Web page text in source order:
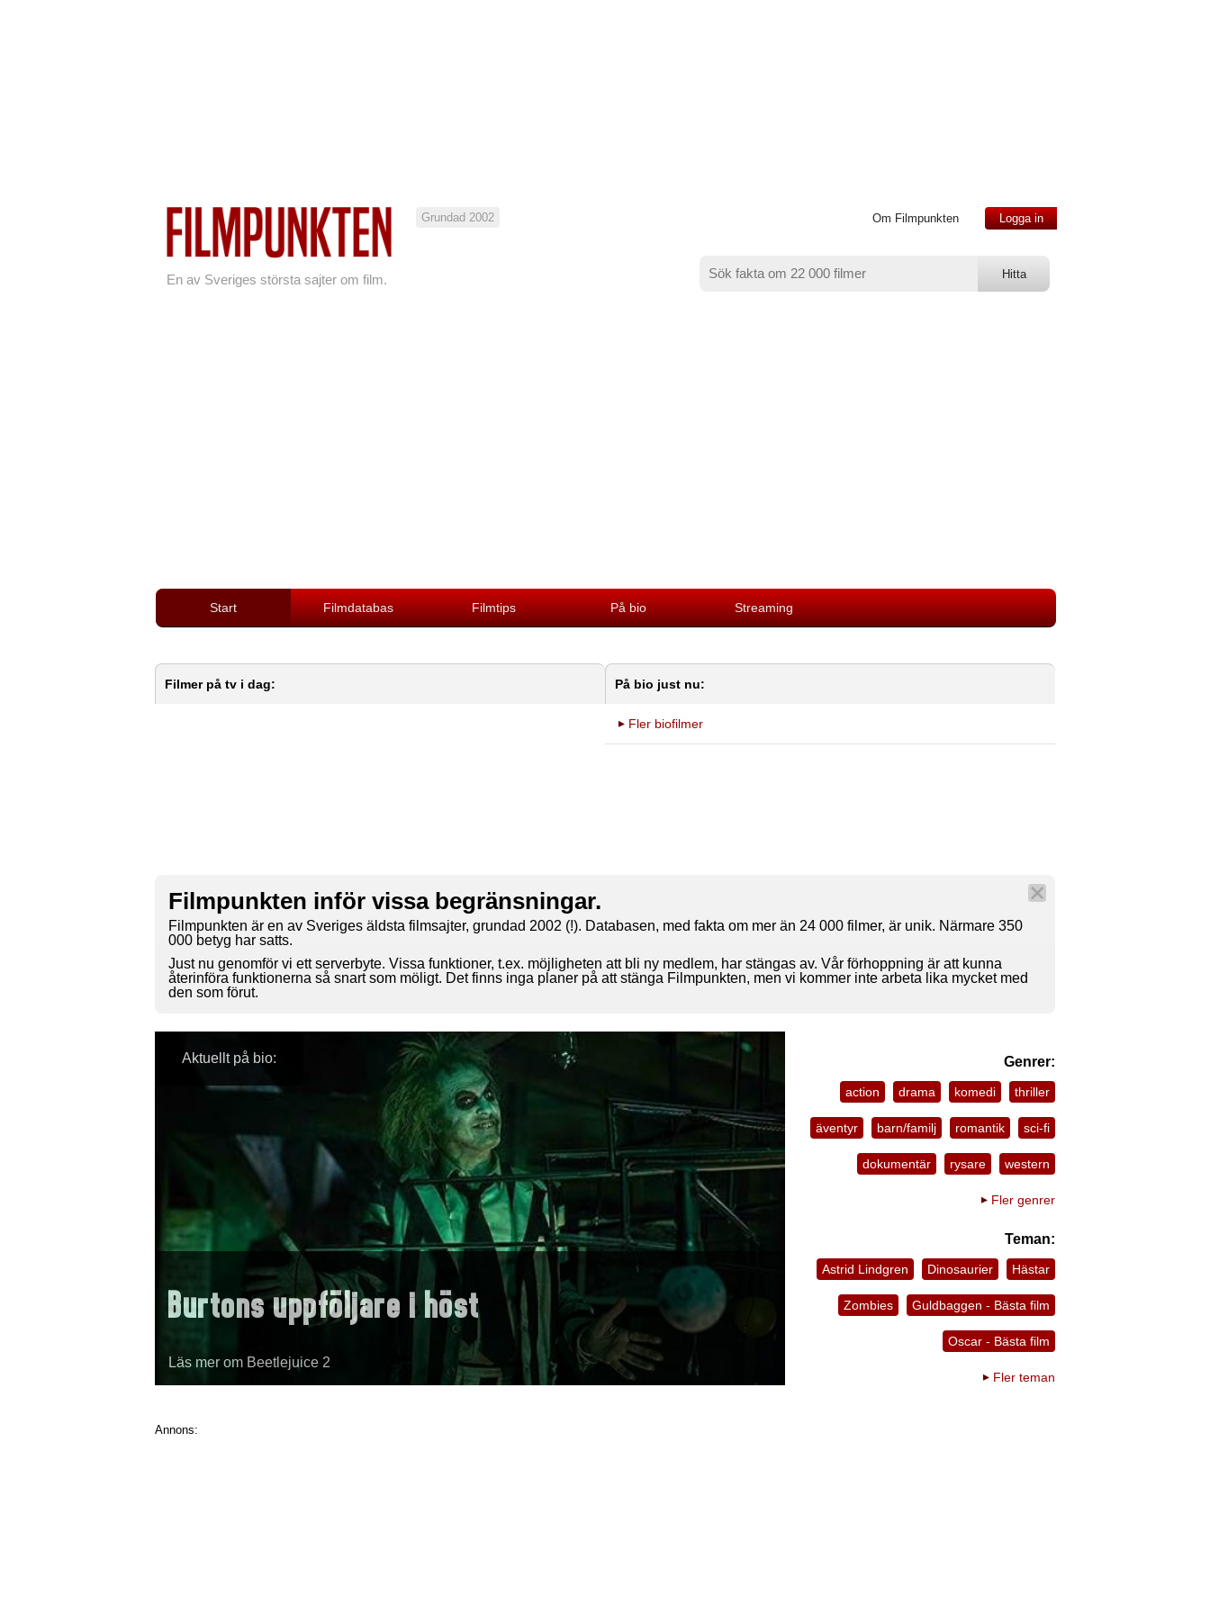
En av Sveriges största sajter om film.
Grundad 2002 Om Filmpunkten Logga in
Start Filmdatabas Filmtips På bio Streaming
Filmer på tv i dag: På bio just nu:
Fler biofilmer
Filmpunkten inför vissa begränsningar.
Filmpunkten är en av Sveriges äldsta filmsajter, grundad 2002 (!). Databasen, med fakta om mer än 24 000 filmer, är unik. Närmare 350
000 betyg har satts.
Just nu genomför vi ett serverbyte. Vissa funktioner, t.ex. möjligheten att bli ny medlem, har stängas av. Vår förhoppning är att kunna
återinföra funktionerna så snart som möligt. Det finns inga planer på att stänga Filmpunkten, men vi kommer inte arbeta lika mycket med
den som förut.
Aktuellt på bio:
Burtons uppföljare i höst
Läs mer om Beetlejuice 2
Genrer:
action drama komedi thriller
äventyr barn/familj romantik sci-fi
dokumentär rysare western
Fler genrer
Teman:
Astrid Lindgren Dinosaurier Hästar
Zombies Guldbaggen - Bästa film
Oscar - Bästa film
Fler teman
Annons: